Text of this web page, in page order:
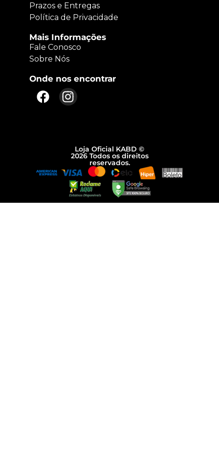
Prazos e Entregas
Política de Privacidade
Mais Informações
Fale Conosco
Sobre Nós
Onde nos encontrar
Loja Oficial KABD ©
2026 Todos os direitos
reservados.